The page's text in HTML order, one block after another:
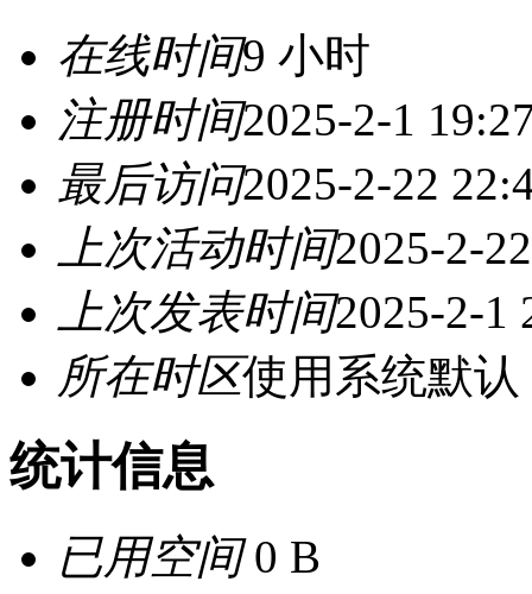
在线时间9 小时
注册时间2025-2-1
最后访问2025-2-22
上次活动时间2025-2-
上次发表时间2025-2-1
所在时区使用系统默认
统计信息
已用空间0 B